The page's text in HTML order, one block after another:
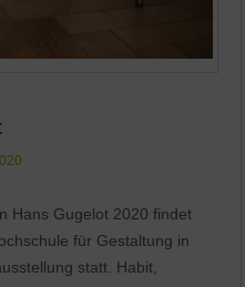
Hans Gugelot 2020 findet
für Gestaltung in
statt. Habit,